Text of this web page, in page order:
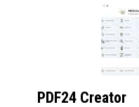
PDF24 Creator